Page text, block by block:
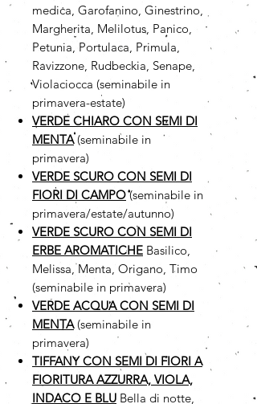
medica, Garofanino, Ginestrino,
Margherita, Melilotus, Panico,
Petunia, Portulaca, Primula,
Ravizzone, Rudbeckia, Senape,
Violaciocca (seminabile in
primavera-estate)
VERDE CHIARO CON SEMI DI
MENTA (seminabile in
primavera)
VERDE SCURO CON SEMI DI
FIORI DI CAMPO(seminabile in
primavera/estate/autunno)
VERDE SCURO CON SEMI DI
ERBE AROMATICHE Basilico,
Melissa, Menta, Origano, Timo
(seminabile in primavera)
VERDE ACQUA CON SEMI DI
MENTA(seminabile in
primavera)
TIFFANY CON SEMI DI FIORI A
FIORITURA AZZURRA, VIOLA,
INDACO E BLU Bella di notte,